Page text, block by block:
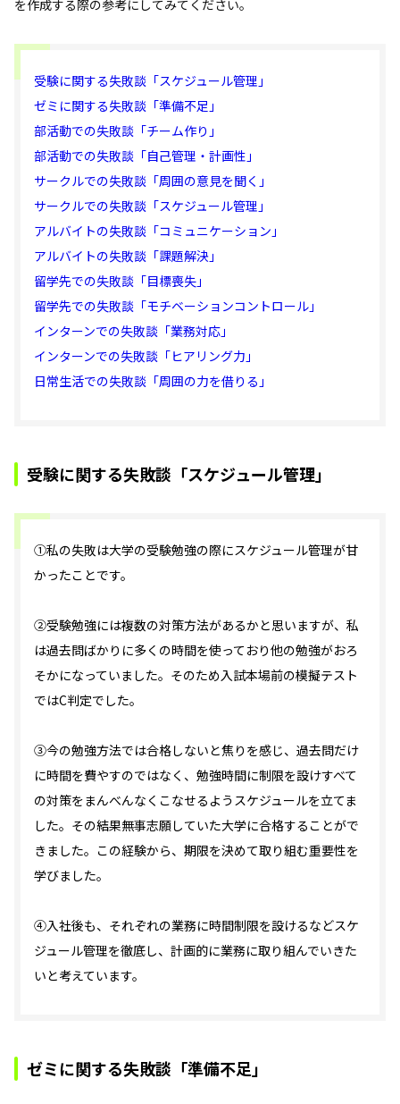
を作成する際の参考にしてみてください。
受験に関する失敗談「スケジュール管理」
ゼミに関する失敗談「準備不足」
部活動での失敗談「チーム作り」
部活動での失敗談「自己管理・計画性」
サークルでの失敗談「周囲の意見を聞く」
サークルでの失敗談「スケジュール管理」
アルバイトの失敗談「コミュニケーション」
アルバイトの失敗談「課題解決」
留学先での失敗談「目標喪失」
留学先での失敗談「モチベーションコントロール」
インターンでの失敗談「業務対応」
インターンでの失敗談「ヒアリング力」
日常生活での失敗談「周囲の力を借りる」
受験に関する失敗談「スケジュール管理」
①私の失敗は大学の受験勉強の際にスケジュール管理が甘
かったことです。
②受験勉強には複数の対策方法があるかと思いますが、私
は過去問ばかりに多くの時間を使っており他の勉強がおろ
そかになっていました。そのため入試本場前の模擬テスト
ではC判定でした。
③今の勉強方法では合格しないと焦りを感じ、過去問だけ
に時間を費やすのではなく、勉強時間に制限を設けすべて
の対策をまんべんなくこなせるようスケジュールを立てま
した。その結果無事志願していた大学に合格することがで
きました。この経験から、期限を決めて取り組む重要性を
学びました。
④入社後も、それぞれの業務に時間制限を設けるなどスケ
ジュール管理を徹底し、計画的に業務に取り組んでいきた
いと考えています。
ゼミに関する失敗談「準備不足」